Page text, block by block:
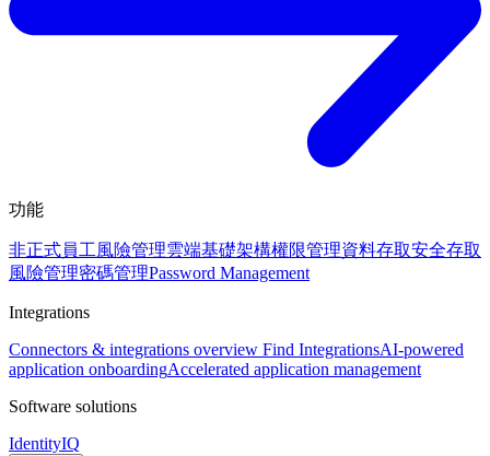
功能
非正式員工風險管理雲端基礎架構權限管理資料存取安全存取
風險管理密碼管理Password Management
Integrations
Connectors & integrations overview Find IntegrationsAI-powered
application onboardingAccelerated application management
Software solutions
IdentityIQ